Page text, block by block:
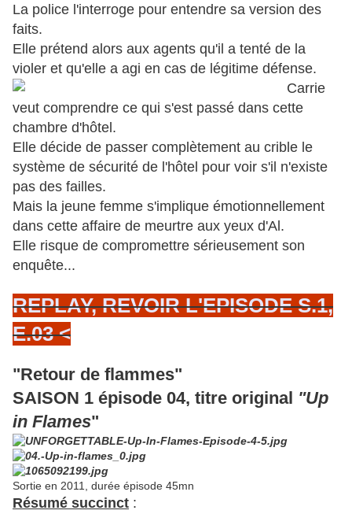
La police l'interroge pour entendre sa version des
faits.
Elle prétend alors aux agents qu'il a tenté de la
violer et qu'elle a agi en cas de légitime défense.
Carrie
veut comprendre ce qui s'est passé dans cette
chambre d'hôtel.
Elle décide de passer complètement au crible le
système de sécurité de l'hôtel pour voir s'il n'existe
pas des failles.
Mais la jeune femme s'implique émotionnellement
dans cette affaire de meurtre aux yeux d'Al.
Elle risque de compromettre sérieusement son
enquête...
REPLAY, REVOIR L'EPISODE S.1,
E.03 <
"Retour de flammes"
SAISON 1 épisode 04, titre original "Up
in Flames"
Sortie en 2011, durée épisode 45mn
Résumé succinct :